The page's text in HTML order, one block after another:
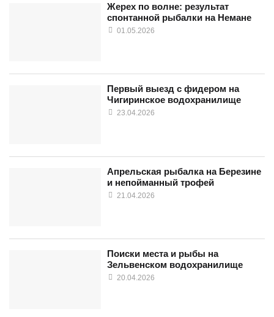
Жерех по волне: результат
спонтанной рыбалки на Немане
01.05.2026
Первый выезд с фидером на
Чигиринское водохранилище
23.04.2026
Апрельская рыбалка на Березине
и непойманный трофей
21.04.2026
Поиски места и рыбы на
Зельвенском водохранилище
20.04.2026